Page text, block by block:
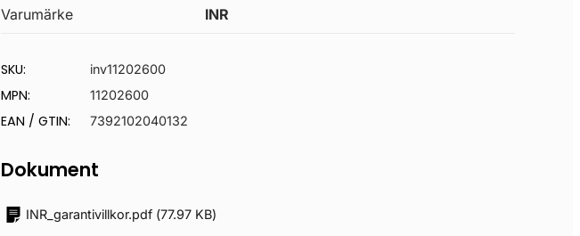
Varumärke INR
SKU: inv11202600
MPN: 11202600
EAN / GTIN: 7392102040132
Dokument
INR_garantivillkor.pdf (77.97 KB)